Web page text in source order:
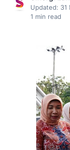
Updated: 31
1 min read